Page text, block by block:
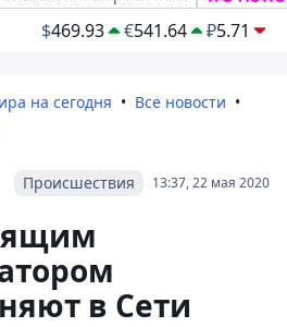
$469.93 €541.64 ₽5.71
на сегодня
Все новости
13:37, 22 мая 2020
Происшествия
в Сети